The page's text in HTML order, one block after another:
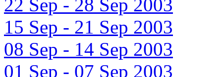
22 Sep - 28 Sep 2003
15 Sep - 21 Sep 2003
08 Sep - 14 Sep 2003
01 Sep - 07 Sep 2003